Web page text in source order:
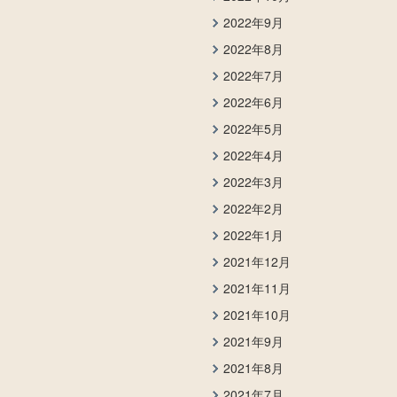
2022年9月
2022年8月
2022年7月
2022年6月
2022年5月
2022年4月
2022年3月
2022年2月
2022年1月
2021年12月
2021年11月
2021年10月
2021年9月
2021年8月